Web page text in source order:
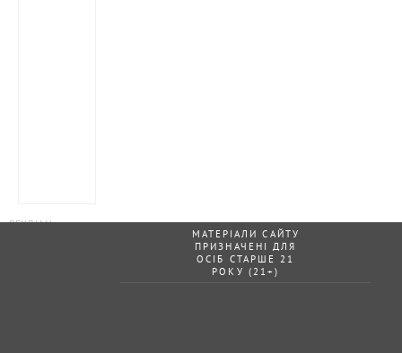
МАТЕРІАЛИ САЙТУ
ПРИЗНАЧЕНІ ДЛЯ
ОСІБ СТАРШЕ 21
РОКУ (21+)